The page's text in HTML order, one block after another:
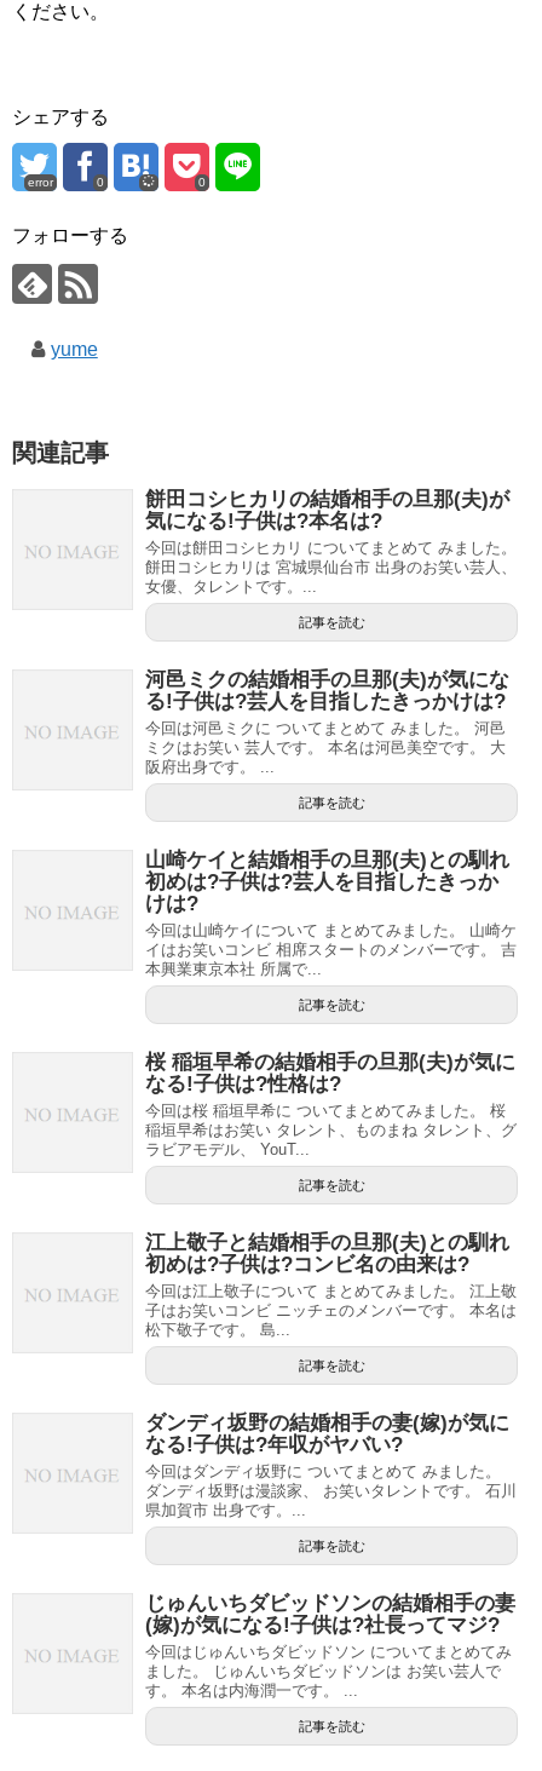
ください。
シェアする
error 0 0
フォローする
yume
関連記事
餅田コシヒカリの結婚相手の旦那(夫)が
気になる!子供は?本名は?
今回は餅田コシヒカリ についてまとめて みました。
餅田コシヒカリは 宮城県仙台市 出身のお笑い芸人、
女優、タレントです。...
記事を読む
河邑ミクの結婚相手の旦那(夫)が気にな
る!子供は?芸人を目指したきっかけは?
今回は河邑ミクに ついてまとめて みました。 河邑
ミクはお笑い 芸人です。 本名は河邑美空です。 大
阪府出身です。 ...
記事を読む
山崎ケイと結婚相手の旦那(夫)との馴れ
初めは?子供は?芸人を目指したきっか
けは?
今回は山崎ケイについて まとめてみました。 山崎ケ
イはお笑いコンビ 相席スタートのメンバーです。 吉
本興業東京本社 所属で...
記事を読む
桜 稲垣早希の結婚相手の旦那(夫)が気に
なる!子供は?性格は?
今回は桜 稲垣早希に ついてまとめてみました。 桜
稲垣早希はお笑い タレント、ものまね タレント、グ
ラビアモデル、 YouT...
記事を読む
江上敬子と結婚相手の旦那(夫)との馴れ
初めは?子供は?コンビ名の由来は?
今回は江上敬子について まとめてみました。 江上敬
子はお笑いコンビ ニッチェのメンバーです。 本名は
松下敬子です。 島...
記事を読む
ダンディ坂野の結婚相手の妻(嫁)が気に
なる!子供は?年収がヤバい?
今回はダンディ坂野に ついてまとめて みました。
ダンディ坂野は漫談家、 お笑いタレントです。 石川
県加賀市 出身です。...
記事を読む
じゅんいちダビッドソンの結婚相手の妻
(嫁)が気になる!子供は?社長ってマジ?
今回はじゅんいちダビッドソン についてまとめてみ
ました。 じゅんいちダビッドソンは お笑い芸人で
す。 本名は内海潤一です。 ...
記事を読む